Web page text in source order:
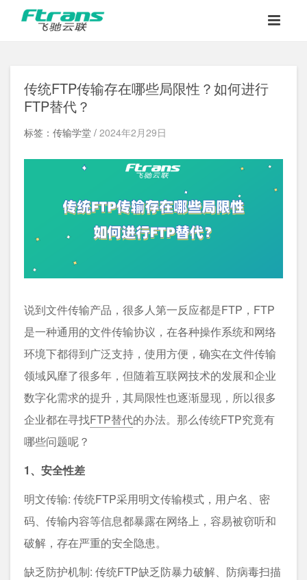
传统FTP传输存在哪些局限性？如何进行
FTP替代？
标签：传输学堂 / 2024年2月29日
说到文件传输产品，很多人第一反应都是FTP，FTP
是一种通用的文件传输协议，在各种操作系统和网络
环境下都得到广泛支持，使用方便，确实在文件传输
领域风靡了很多年，但随着互联网技术的发展和企业
数字化需求的提升，其局限性也逐渐显现，所以很多
企业都在寻找FTP替代的办法。那么传统FTP究竟有
哪些问题呢？
1、安全性差
明文传输: 传统FTP采用明文传输模式，用户名、密
码、传输内容等信息都暴露在网络上，容易被窃听和
破解，存在严重的安全隐患。
缺乏防护机制: 传统FTP缺乏防暴力破解、防病毒扫描